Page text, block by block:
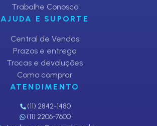
Trabalhe Conosco
AJUDA E SUPORTE
Central de Vendas
Prazos e entrega
Trocas e devoluções
Como comprar
ATENDIMENTO
(11) 2842-1480
(11) 2206-7600